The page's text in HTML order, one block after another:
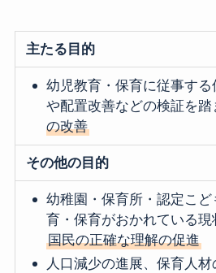
主たる目的
幼児教育・保育に従事す
や配置改善などの検証を踏
の改善
その他の目的
幼稚園・保育所・認定こ
育・保育がおかれている
国民の正確な理解の促進
人口減少の進展、保育人